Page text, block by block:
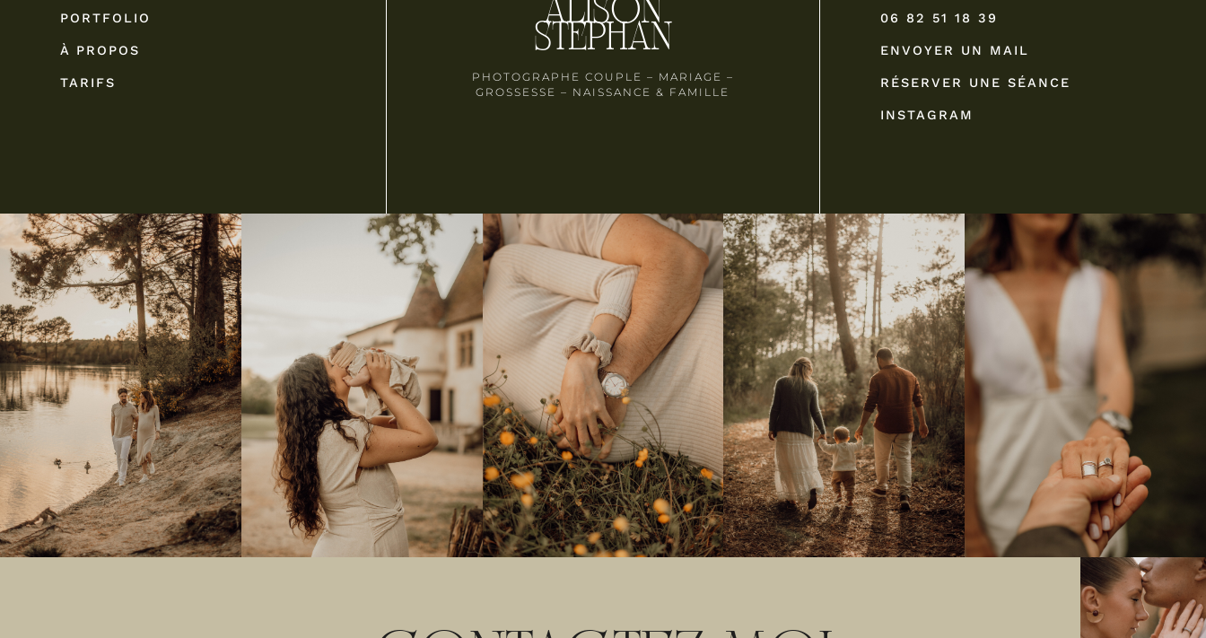
PORTFOLIO
À PROPOS
TARIFS
ALISON
STEPHAN
PHOTOGRAPHE COUPLE – MARIAGE –
GROSSESSE – NAISSANCE & FAMILLE
06 82 51 18 39
ENVOYER UN MAIL
RÉSERVER UNE SÉANCE
INSTAGRAM